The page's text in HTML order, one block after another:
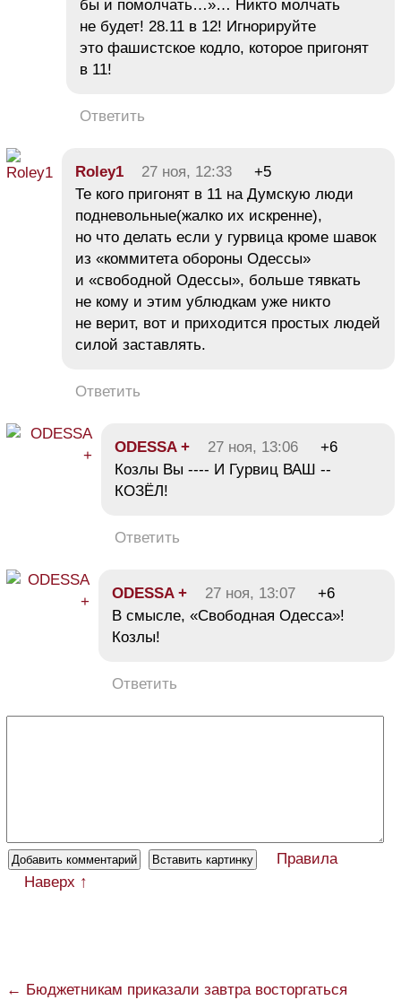
бы и помолчать…»… Никто молчать
не будет! 28.11 в 12! Игнорируйте
это фашистское кодло, которое пригонят
в 11!
Ответить
Roley1 27 ноя, 12:33
+5
Те кого пригонят в 11 на Думскую люди
подневольные(жалко их искренне),
но что делать если у гурвица кроме шавок
из «коммитета обороны Одессы»
и «свободной Одессы», больше тявкать
не кому и этим ублюдкам уже никто
не верит, вот и приходится простых людей
силой заставлять.
Ответить
ODESSA + 27 ноя, 13:06
+6
Козлы Вы ---- И Гурвиц ВАШ --
КОЗЁЛ!
Ответить
ODESSA + 27 ноя, 13:07
+6
В смысле, «Свободная Одесса»!
Козлы!
Ответить
Правила
Наверх ↑
← Бюджетникам приказали завтра восторгаться